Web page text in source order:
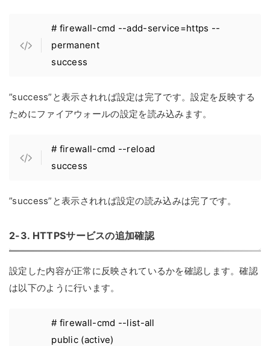
# firewall-cmd --add-service=https --
permanent
success
”success”と表示されれば設定は完了です。設定を反映する
ためにファイアウォールの設定を読み込みます。
# firewall-cmd --reload
success
”success”と表示されれば設定の読み込みは完了です。
2-3. HTTPSサービスの追加確認
設定した内容が正常に反映されているかを確認します。確認
は以下のように行います。
# firewall-cmd --list-all
public (active)